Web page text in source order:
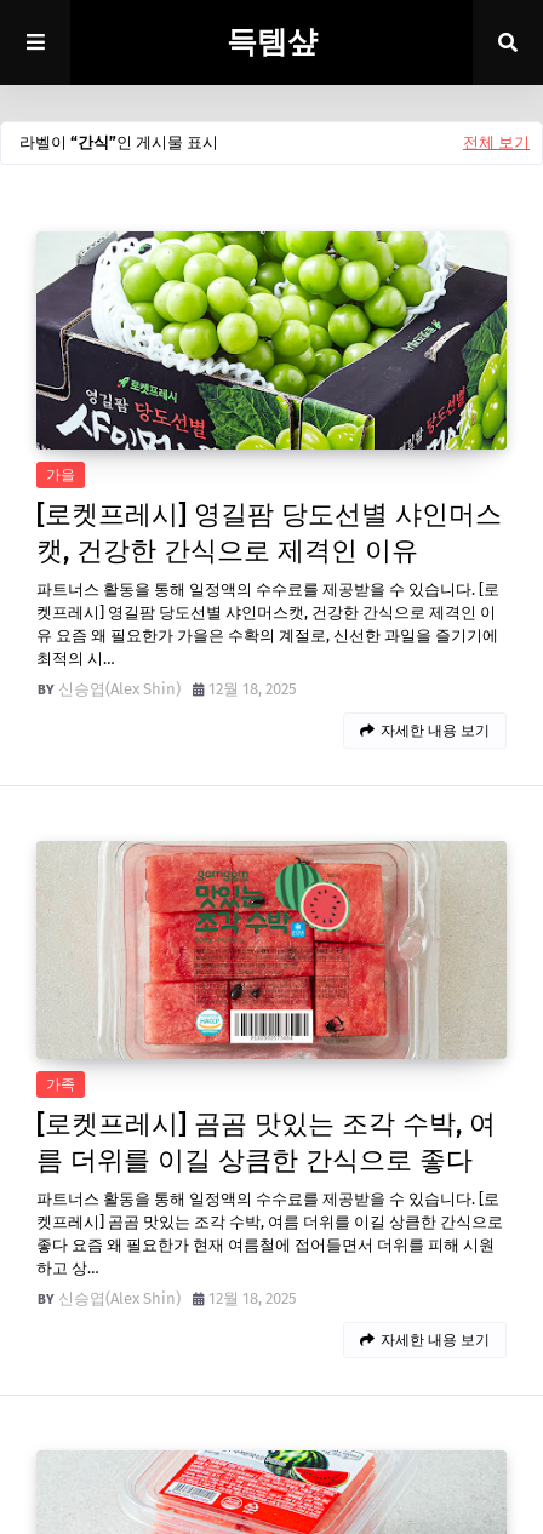
득템샾
라벨이 간식 인 게시물 표시 전체 보기
가을
[로켓프레시] 영길팜 당도선별 샤인머스
캣, 건강한 간식으로 제격인 이유
파트너스 활동을 통해 일정액의 수수료를 제공받을 수 있습니다. [로
켓프레시] 영길팜 당도선별 샤인머스캣, 건강한 간식으로 제격인 이
유 요즘 왜 필요한가 가을은 수확의 계절로, 신선한 과일을 즐기기에
최적의 시…
신승엽(Alex Shin)
12월 18, 2025
자세한 내용 보기
가족
[로켓프레시] 곰곰 맛있는 조각 수박, 여
름 더위를 이길 상큼한 간식으로 좋다
파트너스 활동을 통해 일정액의 수수료를 제공받을 수 있습니다. [로
켓프레시] 곰곰 맛있는 조각 수박, 여름 더위를 이길 상큼한 간식으로
좋다 요즘 왜 필요한가 현재 여름철에 접어들면서 더위를 피해 시원
하고 상…
신승엽(Alex Shin)
12월 18, 2025
자세한 내용 보기